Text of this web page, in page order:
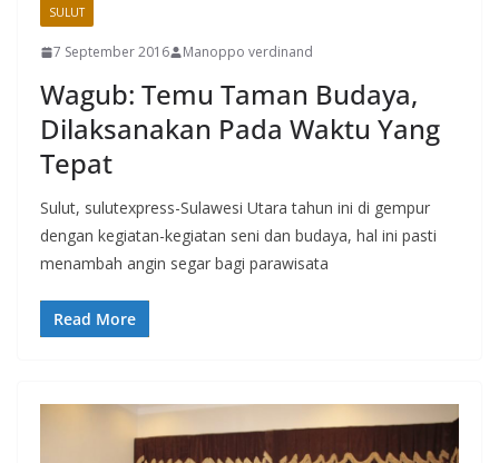
SULUT
7 September 2016 Manoppo verdinand
Wagub: Temu Taman Budaya,
Dilaksanakan Pada Waktu Yang
Tepat
Sulut, sulutexpress-Sulawesi Utara tahun ini di gempur
dengan kegiatan-kegiatan seni dan budaya, hal ini pasti
menambah angin segar bagi parawisata
Read More